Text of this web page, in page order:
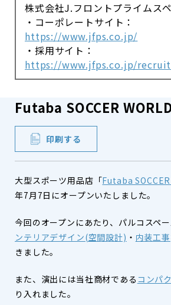
株式会社J.フロントプライムス
・コーポレートサイト：
https://www.jfps.co.jp/
・採用サイト：
https://www.jfps.co.jp/
Futaba SOCCER
印刷する
大型スポーツ用品店「Futaba
年7月7日にオープンいたしました。
今回のオープンにあたり、パルコスペ
ンテリアデザイン(空間設計) ・ 内装工事
きました。
また、演出には当社商材である コンパ
り入れました。